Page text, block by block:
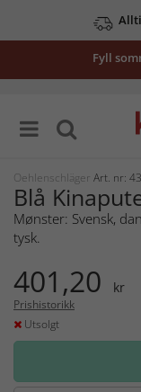
Fyll
Oehlenschläger Art. nr:
Blå
Mønster: Svensk,
tysk.
401,20 kr
Prishistorikk
Utsolgt